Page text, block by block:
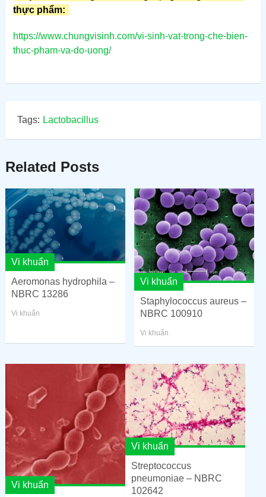
thực phẩm:
https://www.chungvisinh.com/vi-sinh-vat-trong-che-bien-
thuc-pham-va-do-uong/
Tags: Lactobacillus
Related Posts
Vi khuẩn
Aeromonas hydrophila –
NBRC 13286
Vi khuẩn
Vi khuẩn
Staphylococcus aureus –
NBRC 100910
Vi khuẩn
Vi khuẩn
Vi khuẩn
Streptococcus
pneumoniae – NBRC
102642